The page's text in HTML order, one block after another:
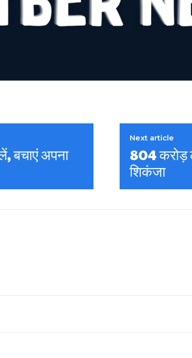
बचाएं अपना
Next article
804 करोड़
शिकंजा